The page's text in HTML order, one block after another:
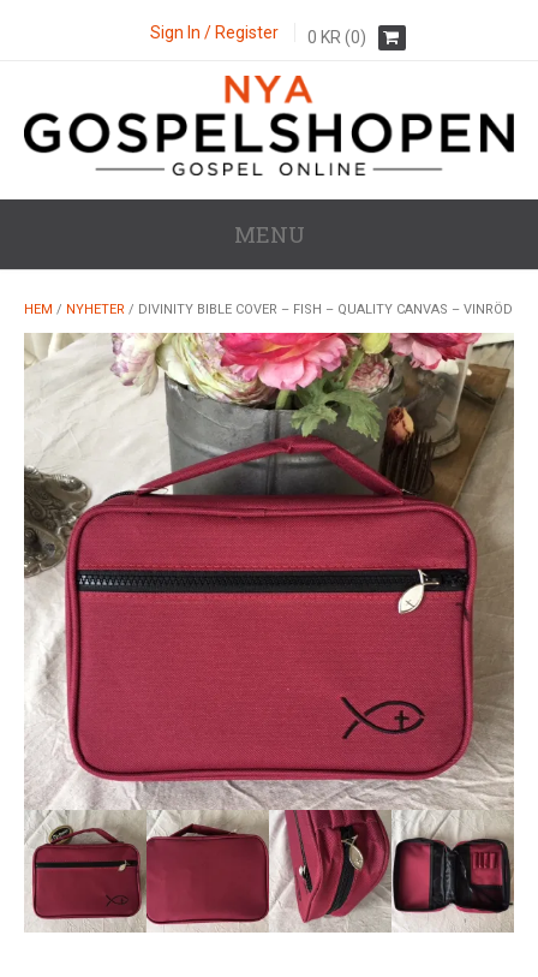
Sign In / Register 0 KR (0)
MENU
HEM / NYHETER / DIVINITY BIBLE COVER – FISH – QUALITY CANVAS – VINRÖD